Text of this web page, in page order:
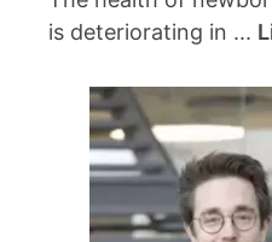
is deteriorating in ...